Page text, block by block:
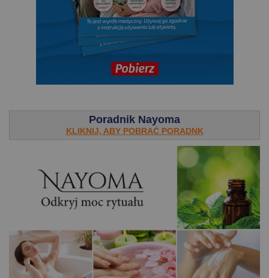
Poradnik Nayoma
KLIKNIJ, ABY POBRAĆ PORADNK